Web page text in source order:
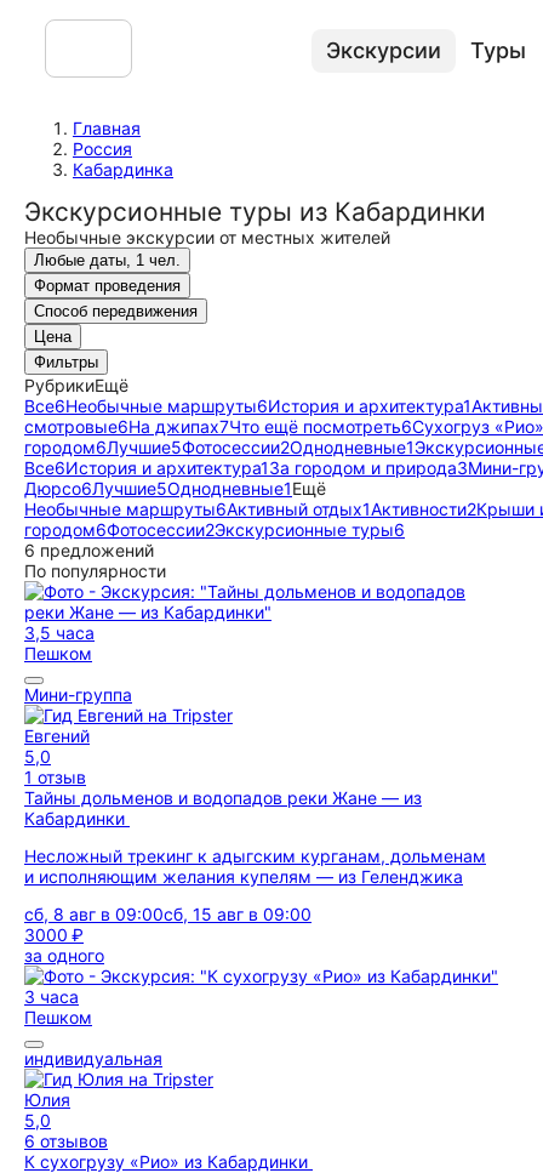
Экскурсии Туры
Главная
Россия
Кабардинка
Экскурсионные туры из Кабардинки
Необычные экскурсии от местных жителей
Любые даты, 1 чел.
Формат проведения
Способ передвижения
Цена
Фильтры
РубрикиЕщё
Все6Необычные маршруты6История и архитектура1
смотровые6На джипах7Что ещё посмотреть6Сухогруз «Рио»
городом6Лучшие5Фотосессии2Однодневные1
Все6История и архитектура1За городом и природа3Мини-
Дюрсо6Лучшие5Однодневные1Ещё
Необычные маршруты6Активный отдых1Активности2Крыши
городом6Фотосессии2Экскурсионные туры6
6 предложений
По популярности
3,5 часа
Пешком
Мини-группа
Евгений
5,0
1 отзыв
Тайны дольменов и водопадов реки Жане — из
Кабардинки
Несложный трекинг к адыгским курганам, дольменам
и исполняющим желания купелям — из Геленджика
сб, 8 авг в 09:00сб, 15 авг в 09:00
3000 ₽
за одного
3 часа
Пешком
индивидуальная
Юлия
5,0
6 отзывов
К сухогрузу «Рио» из Кабардинки